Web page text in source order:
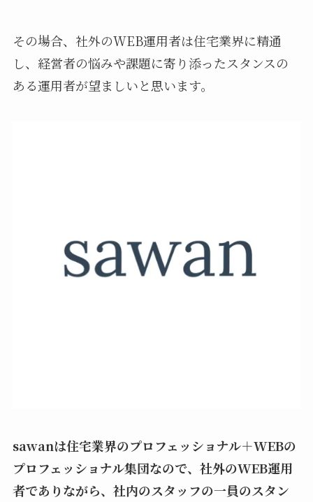
その場合、社外のWEB運用者は住宅業界に精通
し、経営者の悩みや課題に寄り添ったスタンスの
ある運用者が望ましいと思います。
sawanは住宅業界のプロフェッショナル＋WEBの
プロフェッショナル集団なので、社外のWEB運用
者でありながら、社内のスタッフの一員のスタン